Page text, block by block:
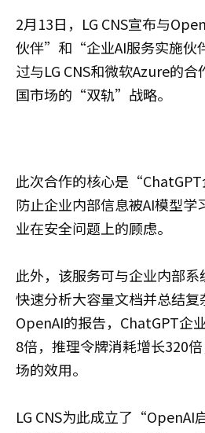
2月13日，LG CNS宣布与
伙伴”和“企业AI服务实施伙
过与LG CNS和微软Azure的
国市场的“双轨”战略。
此次合作的核心是
防止企业内部信息被AI模型学
业在安全问题上的顾虑。
此外，该服务可与企业内部系
快速分析大容量文档并总结
OpenAI的报告，ChatGPT企
8倍，推理令牌消耗增长320
场的效用。
LG CNS为此成立了“OpenAI